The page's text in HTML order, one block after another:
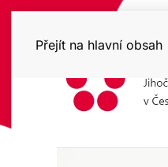
Přejít na hlavní obsah